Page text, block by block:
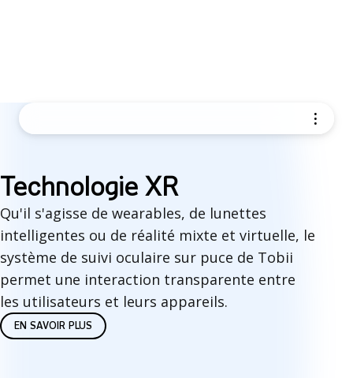
T
e
c
h
n
o
Technologie XR
Qu'il s'agisse de wearables, de lunettes
intelligentes ou de réalité mixte et virtuelle, le
système de suivi oculaire sur puce de Tobii
permet une interaction transparente entre
les utilisateurs et leurs appareils.
EN SAVOIR PLUS